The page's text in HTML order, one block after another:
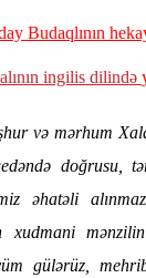
Budaqlının
ingilis dilində
və mərhum
doğrusu,
əhatəli
xudmani
gülərüz,